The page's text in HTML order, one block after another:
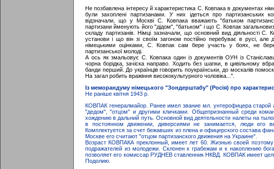
Не позбавлена інтересу й характеристика С. Ковпака в документах
були захоплені партизанами. У них ідеться про партизанських
відзначали, що у Москві С. Ковпака вважають "батьком
партизани йменують його "дідом", "батьком" і що С. Ковпак
складу партизанів. Німці зазначали, що основний вид діяльності С.
установи і що він зі своїм загоном постійно перебуває в русі,
німецькими оцінками, С. Ковпак сам бере участь у боях, не
партизанської молоді.
А ось як змальовує С. Ковпака один із документів ОУН із
чорна борідка, зачіска направо. Ходить без шапки, в цивільному
банди перший. До українців говорить поукраїнськи, до москалів
На загал робить вражіння висококультурного чоловіка...".
Із меморандуму німецького "Зондерштабу" (Росія) про
Не раніше квітня 1943 р.
КОВПАК генералмайор. Ранее имел звание мл. унтерофицера
"дедом", "отцом" и другими кличками. Общепризнанный среди
хождению в дальний путь. Основной вид деятельности налеты на
в постоянном движении, диверсиями не занимается, люди его
Комплектуется за счет бежавших из плена и офицерского состава
Москве его считают "отцом партизанского движения на Украине".
Возраст КОВПАКА преклонный, имеет лет 60. Жизнью своей
подражателей из молодежи. Склонен к грабежам и к накоплению
позволяет его комиссар РУДНЕВ ставленник НКВД. КОВПАК имеет
Подолию.